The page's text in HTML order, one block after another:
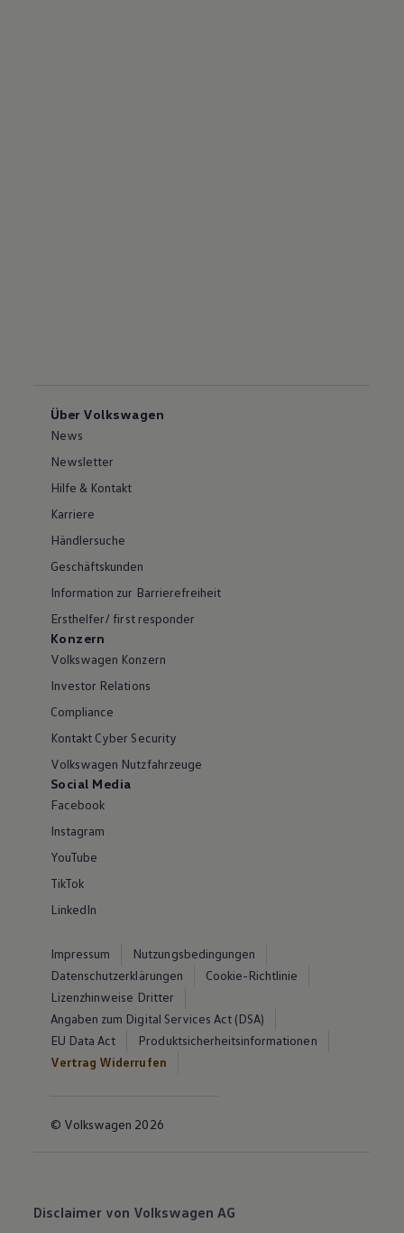
Über Volkswagen
News
Newsletter
Hilfe & Kontakt
Karriere
Händlersuche
Geschäftskunden
Information zur Barrierefreiheit
Ersthelfer/ first responder
Konzern
Volkswagen Konzern
Investor Relations
Compliance
Kontakt Cyber Security
Volkswagen Nutzfahrzeuge
Social Media
Facebook
Instagram
YouTube
TikTok
LinkedIn
Impressum
Nutzungsbedingungen
Datenschutzerklärungen
Cookie-Richtlinie
Lizenzhinweise Dritter
Angaben zum Digital Services Act (DSA)
EU Data Act
Produktsicherheitsinformationen
Vertrag Widerrufen
© Volkswagen 2026
Disclaimer von Volkswagen AG